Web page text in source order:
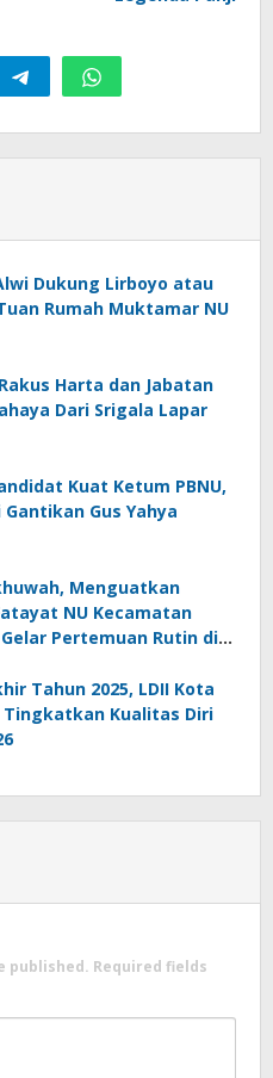
Dukung Lirboyo atau
Rumah Muktamar NU
Harta dan Jabatan
Dari Srigala Lapar
Kuat Ketum PBNU,
Gus Yahya
Menguatkan
NU Kecamatan
Pertemuan Rutin di
Tahun 2025, LDII Kota
Tingkatkan Kualitas Diri
published. Required fields